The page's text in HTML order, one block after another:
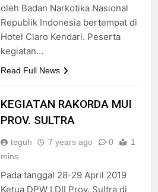
oleh Badan Narkotika Nasional
Republik Indonesia bertempat di
Hotel Claro Kendari. Peserta
kegiatan…
Read Full News
KEGIATAN RAKORDA MUI
PROV. SULTRA
teguh 7 years ago 0
1
mins
Pada tanggal 28-29 April 2019
Ketua DPW LDII Prov. Sultra di